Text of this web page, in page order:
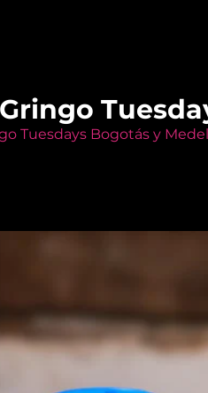
Tuesdays Bogotás y